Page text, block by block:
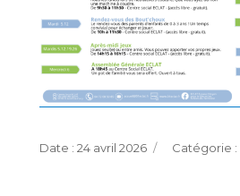
Publié
24 avril 2026